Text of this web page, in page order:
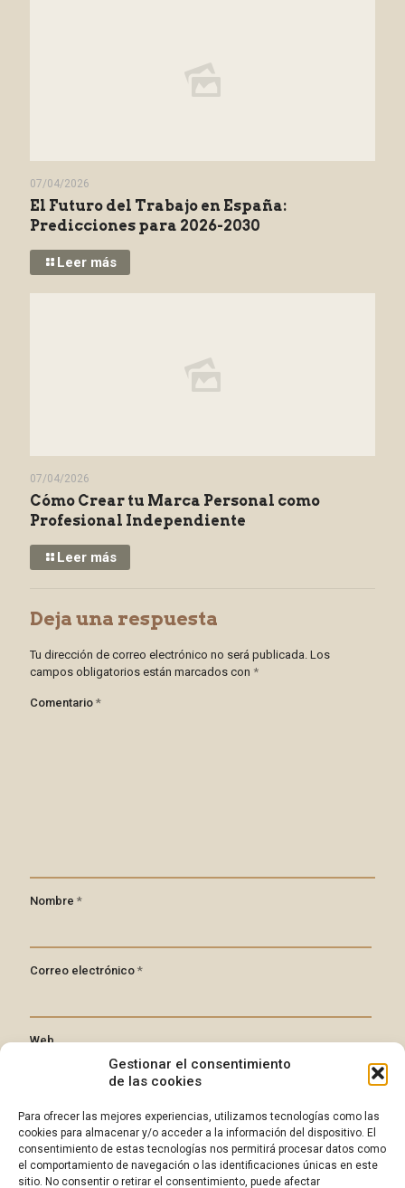
Gestionar el consentimiento
de las cookies
Para ofrecer las mejores experiencias, utilizamos tecnologías como las
cookies para almacenar y/o acceder a la información del dispositivo. El
consentimiento de estas tecnologías nos permitirá procesar datos como
el comportamiento de navegación o las identificaciones únicas en este
sitio. No consentir o retirar el consentimiento, puede afectar
07/04/2026
El Futuro del Trabajo en España:
Predicciones para 2026-2030
Leer más
07/04/2026
Cómo Crear tu Marca Personal como
Profesional Independiente
Leer más
Deja una respuesta
Tu dirección de correo electrónico no será publicada. Los
campos obligatorios están marcados con *
Comentario *
Nombre *
Correo electrónico *
Web
Guarda mi nombre, correo electrónico y web en este
navegador para la próxima vez que comente.